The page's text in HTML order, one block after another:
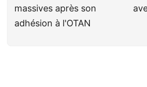
massives après son
adhésion à l'OTAN